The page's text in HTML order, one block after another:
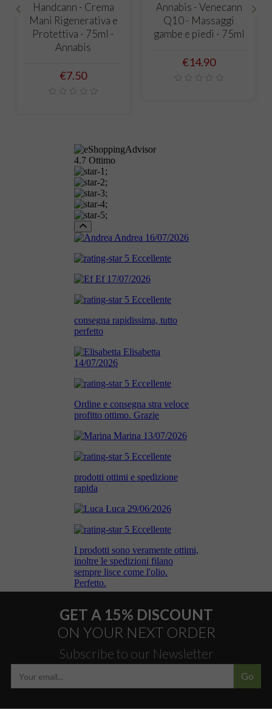
Handcann - Crema
Mani Rigenerativa e
Protettiva - 75ml -
Annabis
Price
€7.50
Annabis - Venecann
Q10 - Massaggi
gambe e piedi - 75ml
Price
€14.90
GET A 15% DISCOUNT
ON YOUR NEXT ORDER
Subscribe to our Newsletter
Go